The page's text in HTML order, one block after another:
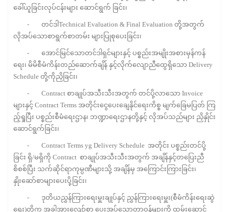
ခေါ်ယူခြင်းလုပ်ငန်းများ ဆောင်ရွက် ခြင်း၊
- တင်ဒါTechnical Evaluation & Final Evaluation တို့အတွက်
လိုအပ်သောစာရွက်စာတမ်း များပြုစုပေးခြင်း၊
- အောင်မြင်သောတင်ဒါရှင်များနှင့် ပစ္စည်းအမျိုးအစားမှန်ကန်
ရေး၊ မိမိစီမံကိန်းတည်ဆောက်ချိန် နှင့်လိုက်လျောညီထွေရှိသော Delivery
Schedule တို့ကိုညှိခြင်း၊
- Contract စာချုပ်အသီးသီးအတွက် တင်ပို့လာသော Invoice
များနှင့် Contract Terms အတိုင်းငွေပေးချေနိုင်ရေးကိစ္စ မျက်ခြေမပြတ် ကြ
ည့်ရှုပြီး ပစ္စည်းစီမံရေးဌာန၊ ဘဏ္ဍာရေးဌာနတို့နှင့် လိုအပ်သည်များ ညှိနှိုင်း
ဆောင်ရွက်ခြင်း၊
- Contract Terms yg Delivery Schedule အတိုင်း ပစ္စည်းတင်ပို့
ခြင်း ရှိ/မရှိကို Contract စာချုပ်အသီးသီးအတွက် အချိန်နှင့်တပြေးညီ
စိစစ်ပြီး သက်ဆိုင်ရာကုမ္ပဏီများသို့ အချိန်မှ အကြောင်းကြားခြင်း၊
နှိုးဆော်စာများပေးပို့ခြင်း၊
- ဒုတိယညွှန်ကြားရေးမှူးချုပ်နှင့် ညွှန်ကြားရေးမှူး(စီမံကိန်းရေးဆွဲ
ရေး)တို့က အခါအားလျော်စွာ ပေးအပ်သောတာဝန်များကို ထမ်းဆောင်